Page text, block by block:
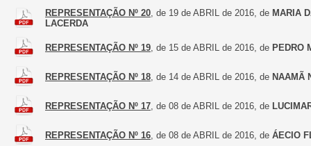
REPRESENTAÇÃO Nº 20, de 19 de ABRIL de 2016, de MARIA
LACERDA
REPRESENTAÇÃO Nº 19, de 15 de ABRIL de 2016, de PEDRO
REPRESENTAÇÃO Nº 18, de 14 de ABRIL de 2016, de NAAMÃ
REPRESENTAÇÃO Nº 17, de 08 de ABRIL de 2016, de
REPRESENTAÇÃO Nº 16, de 08 de ABRIL de 2016, de ÁECIO